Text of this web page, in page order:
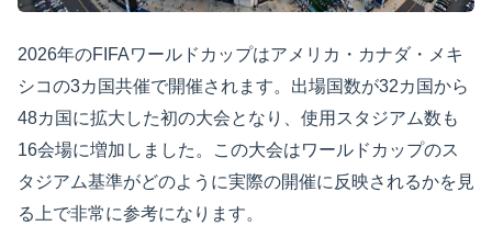
2026年のFIFAワールドカップはアメリカ・カナダ・メキ
シコの3カ国共催で開催されます。出場国数が32カ国から
48カ国に拡大した初の大会となり、使用スタジアム数も
16会場に増加しました。この大会はワールドカップのス
タジアム基準がどのように実際の開催に反映されるかを見
る上で非常に参考になります。